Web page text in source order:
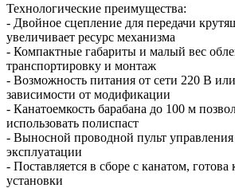
Технологические преимущества:
- Двойное сцепление для передачи
увеличивает ресурс механизма
- Компактные габариты и малый вес
транспортировку и монтаж
- Возможность питания от сети 220 В
зависимости от модификации
- Канатоемкость барабана до 100 м
использовать полиспаст
- Выносной проводной пульт управления
эксплуатации
- Поставляется в сборе с канатом, готова
установки